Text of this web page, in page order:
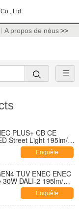
Ltd
A propos de nous>>
PLUS+ CB CE
Street Light 195lm/W
Cap et 10KV SPD
Enquête
maintenant
TUV ENEC ENEC
30W DALI-2 195lm/W
douille NEMA 7
et ouverture
10KV
Enquête
maintenant